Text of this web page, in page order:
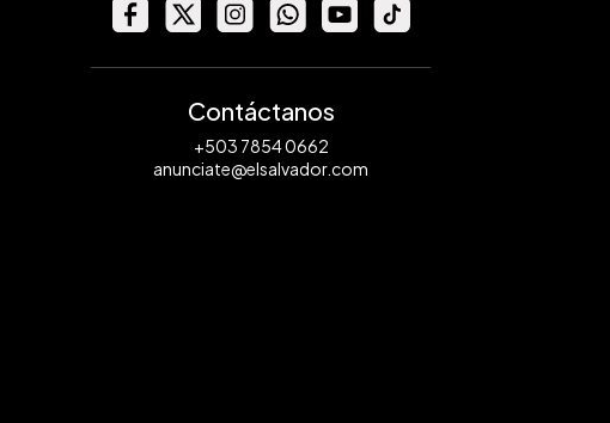
Contáctanos
+503 7854 0662
anunciate@elsalvador.com